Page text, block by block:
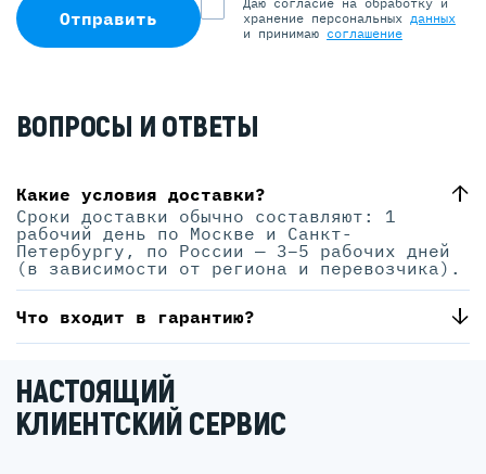
Отправить
хранение персональных данных
и принимаю соглашение
ВОПРОСЫ И ОТВЕТЫ
Какие условия доставки?
Сроки доставки обычно составляют: 1
рабочий день по Москве и Санкт-
Петербургу, по России — 3–5 рабочих дней
(в зависимости от региона и перевозчика).
Что входит в гарантию?
НАСТОЯЩИЙ
КЛИЕНТСКИЙ СЕРВИС